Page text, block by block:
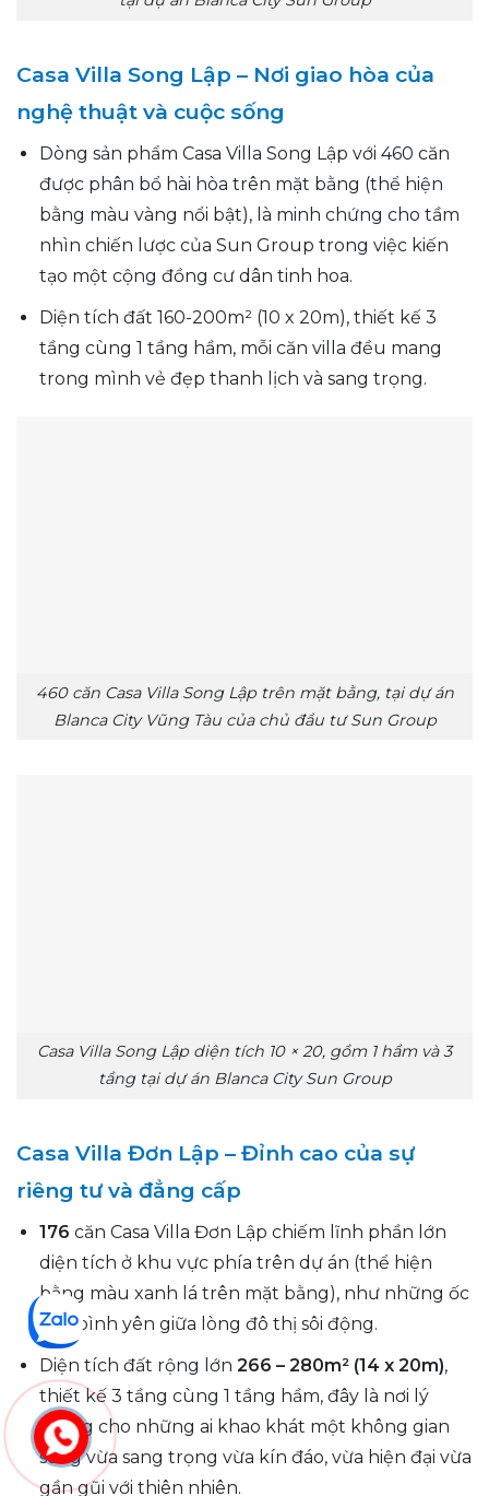
Casa Villa Song Lập – Nơi giao hòa của
nghệ thuật và cuộc sống
Dòng sản phẩm Casa Villa Song Lập với 460 căn
được phân bổ hài hòa trên mặt bằng (thể hiện
bằng màu vàng nổi bật), là minh chứng cho tầm
nhìn chiến lược của Sun Group trong việc kiến
tạo một cộng đồng cư dân tinh hoa.
Diện tích đất 160-200m² (10 x 20m), thiết kế 3
tầng cùng 1 tầng hầm, mỗi căn villa đều mang
trong mình vẻ đẹp thanh lịch và sang trọng.
460 căn Casa Villa Song Lập trên mặt bằng, tại dự án
Blanca City Vũng Tàu của chủ đầu tư Sun Group
Casa Villa Song Lập diện tích 10 × 20, gồm 1 hầm và 3
tầng tại dự án Blanca City Sun Group
Casa Villa Đơn Lập – Đỉnh cao của sự
riêng tư và đẳng cấp
176 căn Casa Villa Đơn Lập chiếm lĩnh phần lớn
diện tích ở khu vực phía trên dự án (thể hiện
bằng màu xanh lá trên mặt bằng), như những ốc
đảo bình yên giữa lòng đô thị sôi động.
Diện tích đất rộng lớn 266 – 280m² (14 x 20m),
thiết kế 3 tầng cùng 1 tầng hầm, đây là nơi lý
tưởng cho những ai khao khát một không gian
sống vừa sang trọng vừa kín đáo, vừa hiện đại vừa
gần gũi với thiên nhiên.